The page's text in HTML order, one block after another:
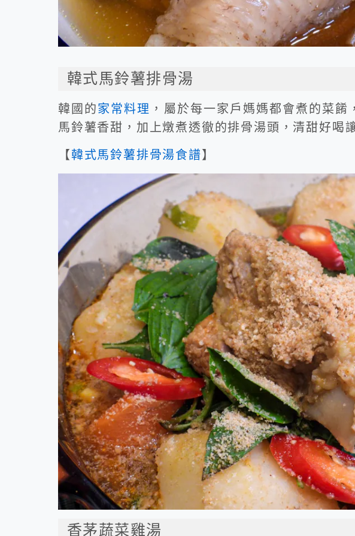
韓式馬鈴薯排骨湯
韓國的家常料理 ，屬於每一家戶媽媽都會煮的菜餚，
馬鈴薯香甜，加上燉煮透徹的排骨湯頭，清甜好喝
【韓式馬鈴薯排骨湯食譜】
香茅蔬菜雞湯